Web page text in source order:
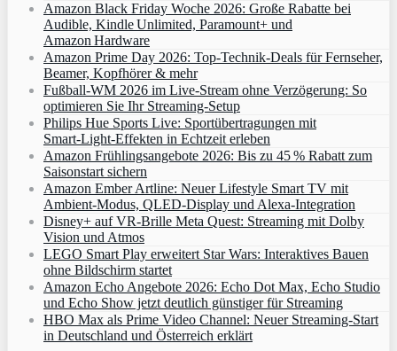
Amazon Black Friday Woche 2026: Große Rabatte bei
Audible, Kindle Unlimited, Paramount+ und
Amazon Hardware
Amazon Prime Day 2026: Top-Technik-Deals für Fernseher,
Beamer, Kopfhörer & mehr
Fußball-WM 2026 im Live-Stream ohne Verzögerung: So
optimieren Sie Ihr Streaming-Setup
Philips Hue Sports Live: Sportübertragungen mit
Smart‑Light‑Effekten in Echtzeit erleben
Amazon Frühlingsangebote 2026: Bis zu 45 % Rabatt zum
Saisonstart sichern
Amazon Ember Artline: Neuer Lifestyle Smart TV mit
Ambient‑Modus, QLED‑Display und Alexa‑Integration
Disney+ auf VR-Brille Meta Quest: Streaming mit Dolby
Vision und Atmos
LEGO Smart Play erweitert Star Wars: Interaktives Bauen
ohne Bildschirm startet
Amazon Echo Angebote 2026: Echo Dot Max, Echo Studio
und Echo Show jetzt deutlich günstiger für Streaming
HBO Max als Prime Video Channel: Neuer Streaming‑Start
in Deutschland und Österreich erklärt